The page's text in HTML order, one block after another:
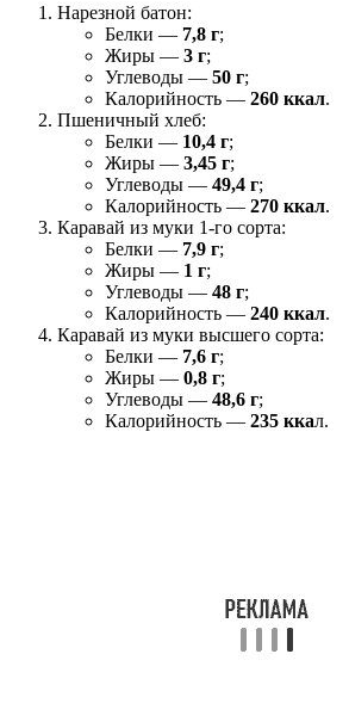
Нарезной батон:
Белки — 7,8 г;
Жиры — 3 г;
Углеводы — 50 г;
Калорийность — 260 ккал.
Пшеничный хлеб:
Белки — 10,4 г;
Жиры — 3,45 г;
Углеводы — 49,4 г;
Калорийность — 270 ккал.
Каравай из муки 1-го сорта:
Белки — 7,9 г;
Жиры — 1 г;
Углеводы — 48 г;
Калорийность — 240 ккал.
Каравай из муки высшего сорта:
Белки — 7,6 г;
Жиры — 0,8 г;
Углеводы — 48,6 г;
Калорийность — 235 ккал.